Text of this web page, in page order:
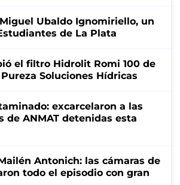
Ubaldo Ignomiriello, un
de La Plata
el filtro Hidrolit Romi 100 de
Soluciones Hídricas
excarcelaron a las
de ANMAT detenidas esta
Antonich: las cámaras de
todo el episodio con gran